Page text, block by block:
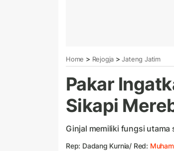
Home > Rejogja > Jateng Jatim
Pakar
Sikapi
Ginjal memiliki fungsi utama
Rep: Dadang Kurnia/ Red: